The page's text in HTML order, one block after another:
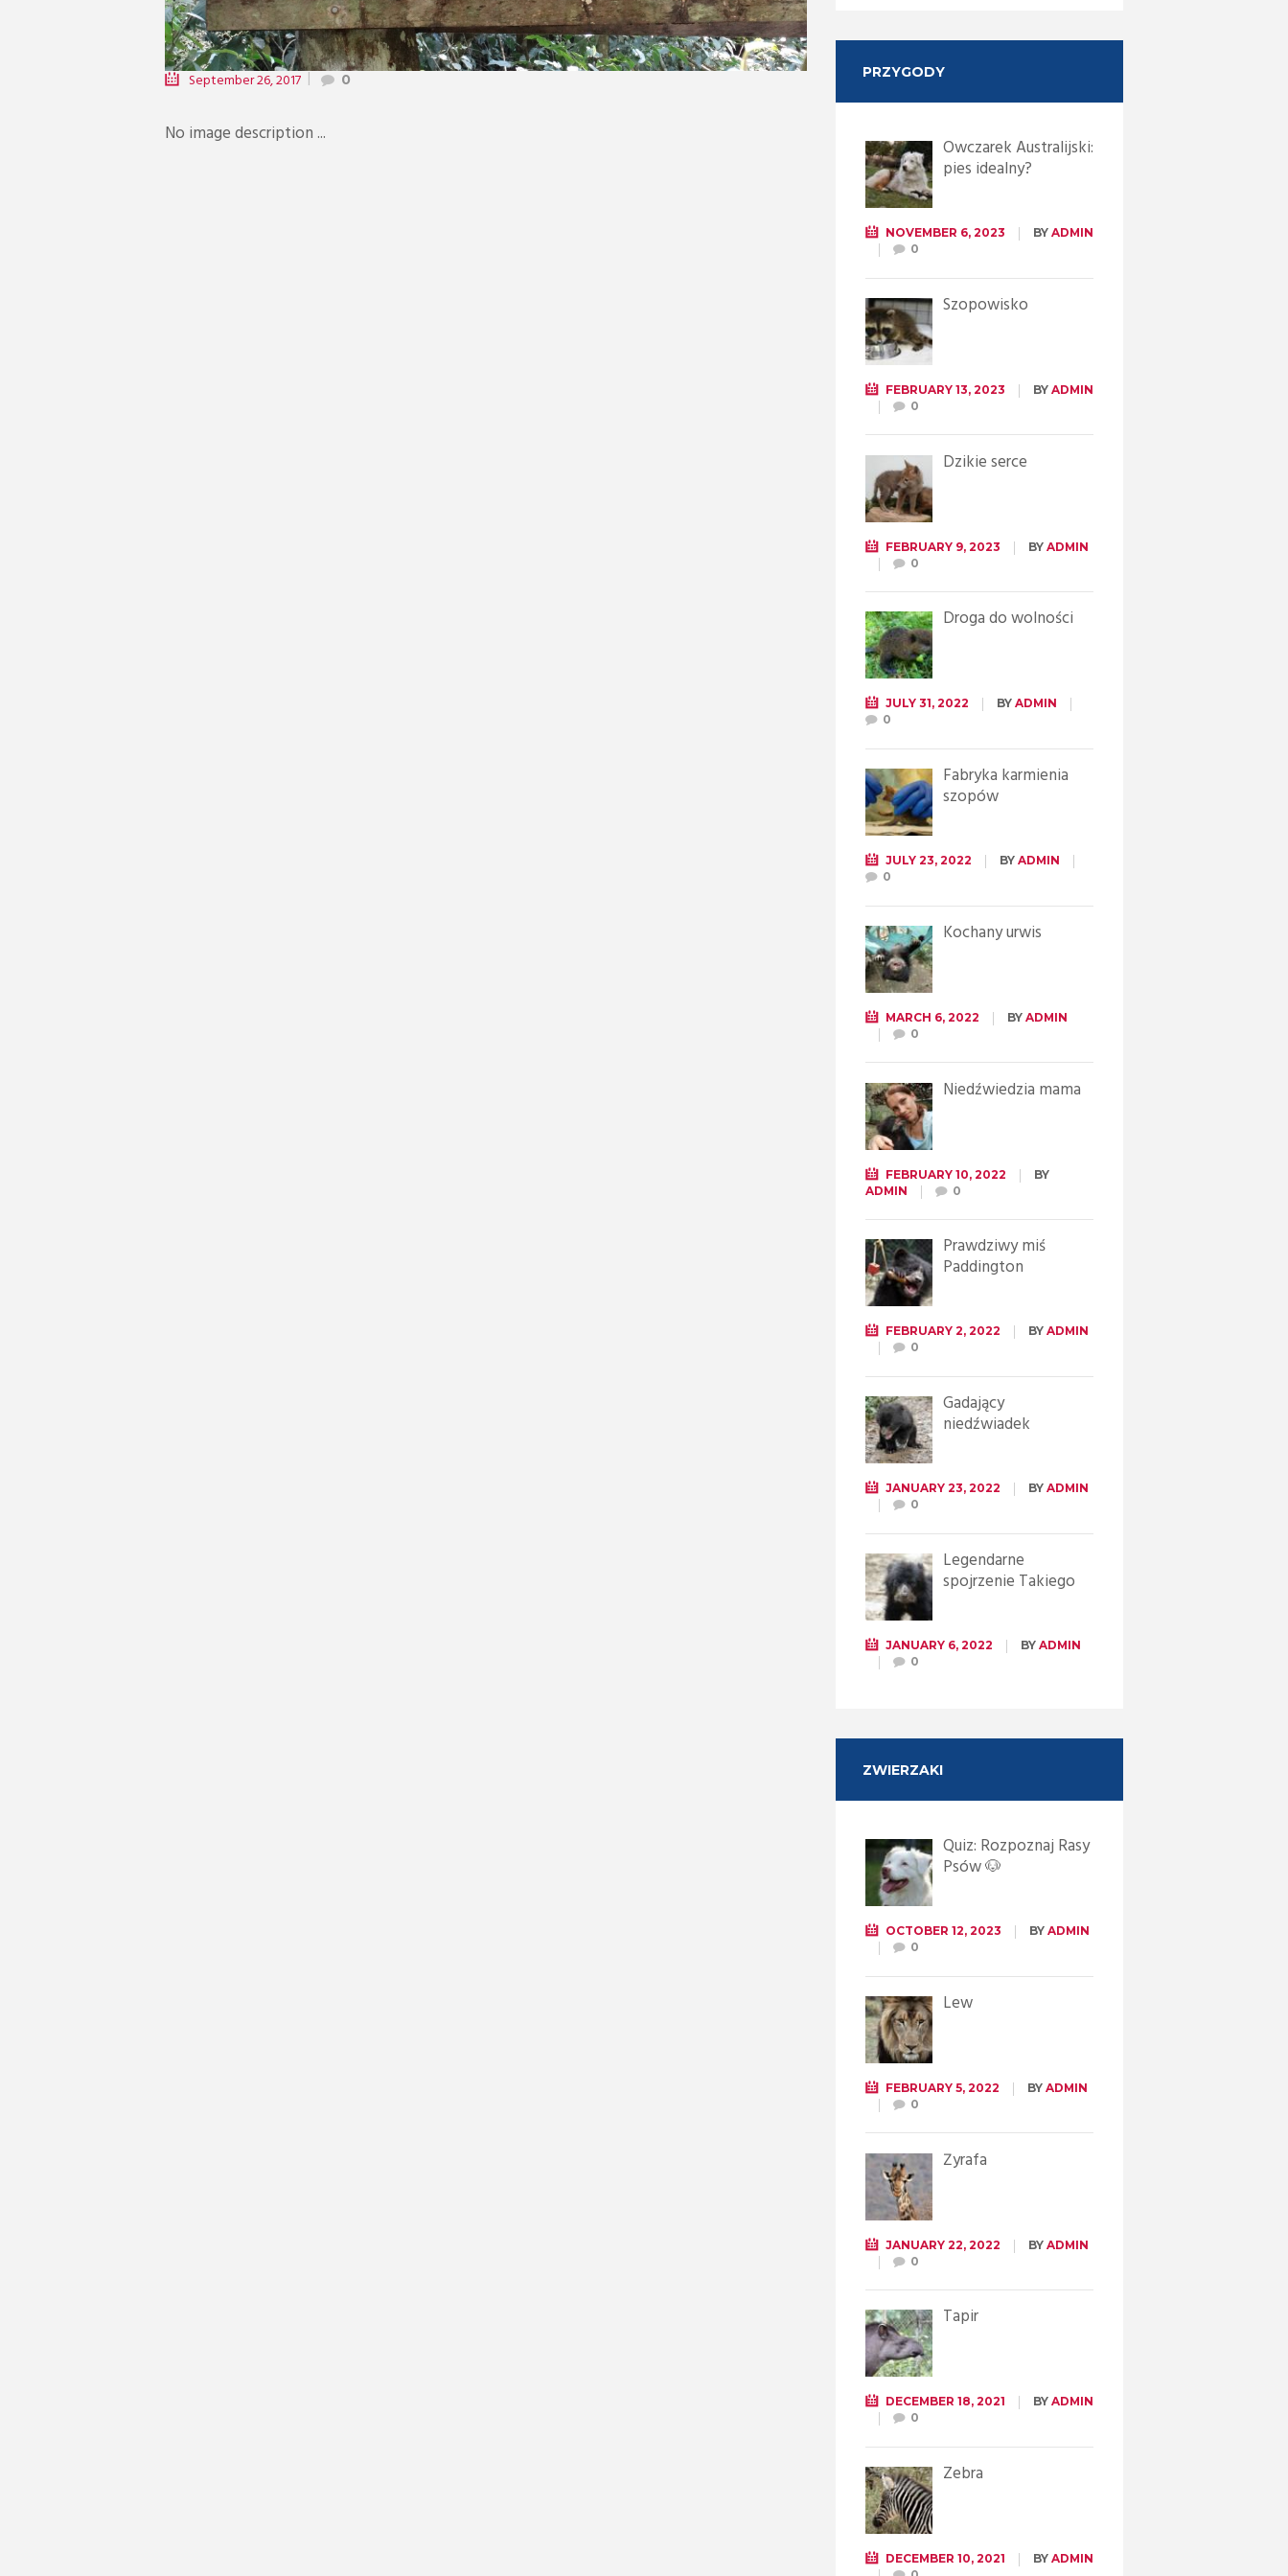
September 26, 2017 0
No image description ...
PRZYGODY
Owczarek Australijski:
pies idealny?
NOVEMBER 6, 2023 BY ADMIN
0
Szopowisko
FEBRUARY 13, 2023 BY ADMIN
0
Dzikie serce
FEBRUARY 9, 2023 BY ADMIN
0
Droga do wolności
JULY 31, 2022 BY ADMIN
0
Fabryka karmienia
szopów
JULY 23, 2022 BY ADMIN
0
Kochany urwis
MARCH 6, 2022 BY ADMIN
0
Niedźwiedzia mama
FEBRUARY 10, 2022
BY
ADMIN
0
Prawdziwy miś
Paddington
FEBRUARY 2, 2022 BY ADMIN
0
Gadający
niedźwiadek
JANUARY 23, 2022 BY ADMIN
0
Legendarne
spojrzenie Takiego
JANUARY 6, 2022 BY ADMIN
0
ZWIERZAKI
Quiz: Rozpoznaj Rasy
Psów 🐶
OCTOBER 12, 2023 BY ADMIN
0
Lew
FEBRUARY 5, 2022 BY ADMIN
0
Żyrafa
JANUARY 22, 2022 BY ADMIN
0
Tapir
DECEMBER 18, 2021 BY ADMIN
0
Zebra
DECEMBER 10, 2021 BY ADMIN